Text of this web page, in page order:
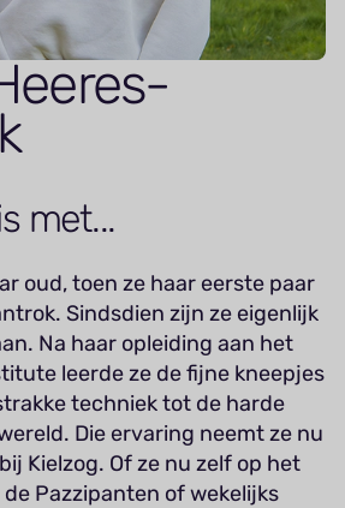
met...
oud, toen ze haar eerste paar
Sindsdien zijn ze eigenlijk
Na haar opleiding aan het
leerde ze de fijne kneepjes
techniek tot de harde
Die ervaring neemt ze nu
Kielzog. Of ze nu zelf op het
Pazzipanten of wekelijks